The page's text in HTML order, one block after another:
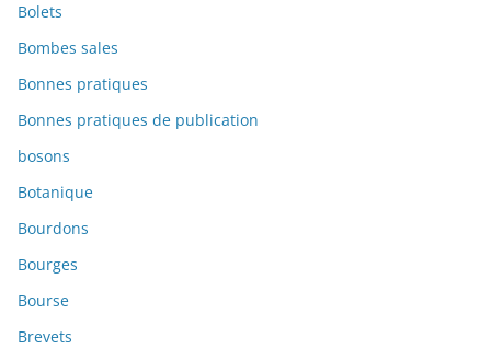
Bolets
Bombes sales
Bonnes pratiques
Bonnes pratiques de publication
bosons
Botanique
Bourdons
Bourges
Bourse
Brevets